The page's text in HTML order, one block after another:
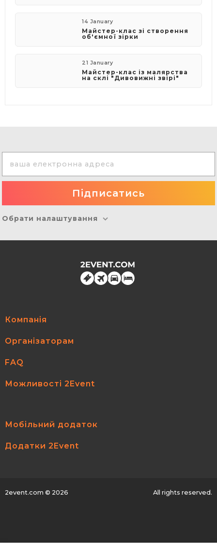
14 January
Майстер-клас зі створення
об'ємної зірки
21 January
Майстер-клас із малярства
на склі "Дивовижні звірі"
Обрати налаштування
Компанія
Організаторам
FAQ
Можливості 2Event
Мобільний додаток
Додатки 2Event
2event.com © 2026 All rights reserved.